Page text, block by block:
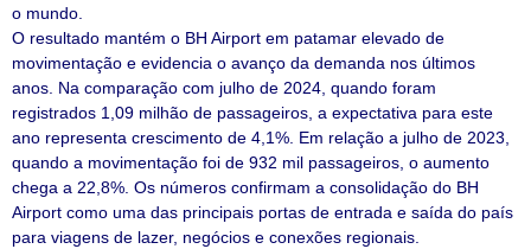
o mundo.
O resultado mantém o BH Airport em patamar elevado de
movimentação e evidencia o avanço da demanda nos últimos
anos. Na comparação com julho de 2024, quando foram
registrados 1,09 milhão de passageiros, a expectativa para este
ano representa crescimento de 4,1%. Em relação a julho de 2023,
quando a movimentação foi de 932 mil passageiros, o aumento
chega a 22,8%. Os números confirmam a consolidação do BH
Airport como uma das principais portas de entrada e saída do país
para viagens de lazer, negócios e conexões regionais.